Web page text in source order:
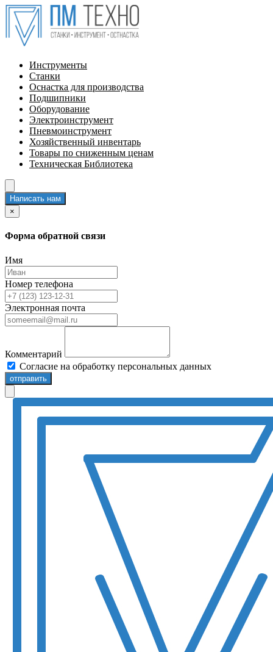
Инструменты
Станки
Оснастка для производства
Подшипники
Оборудование
Электроинструмент
Пневмоинструмент
Хозяйственный инвентарь
Товары по сниженным ценам
Техническая Библиотека
Написать нам
×
Форма обратной связи
Имя
Номер телефона
Электронная почта
Комментарий
Согласие на обработку персональных данных
отправить